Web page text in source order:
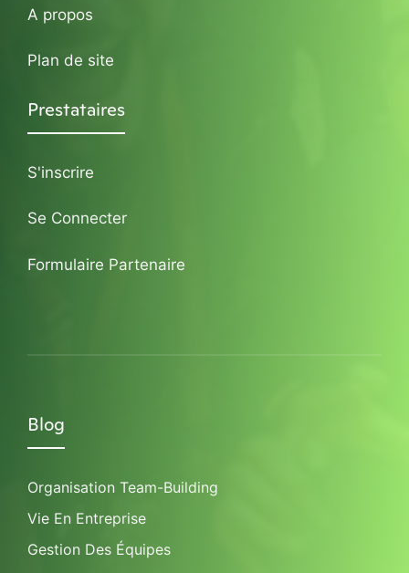
A propos
Plan de site
Prestataires
S'inscrire
Se Connecter
Formulaire Partenaire
Blog
Organisation Team-Building
Vie En Entreprise
Gestion Des Équipes